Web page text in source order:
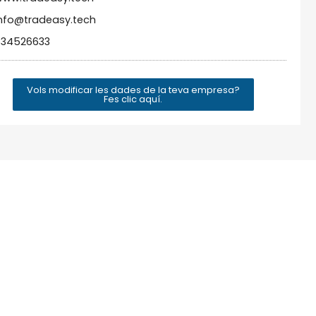
Vols modificar les dades de la teva empresa?
Fes clic aquí.